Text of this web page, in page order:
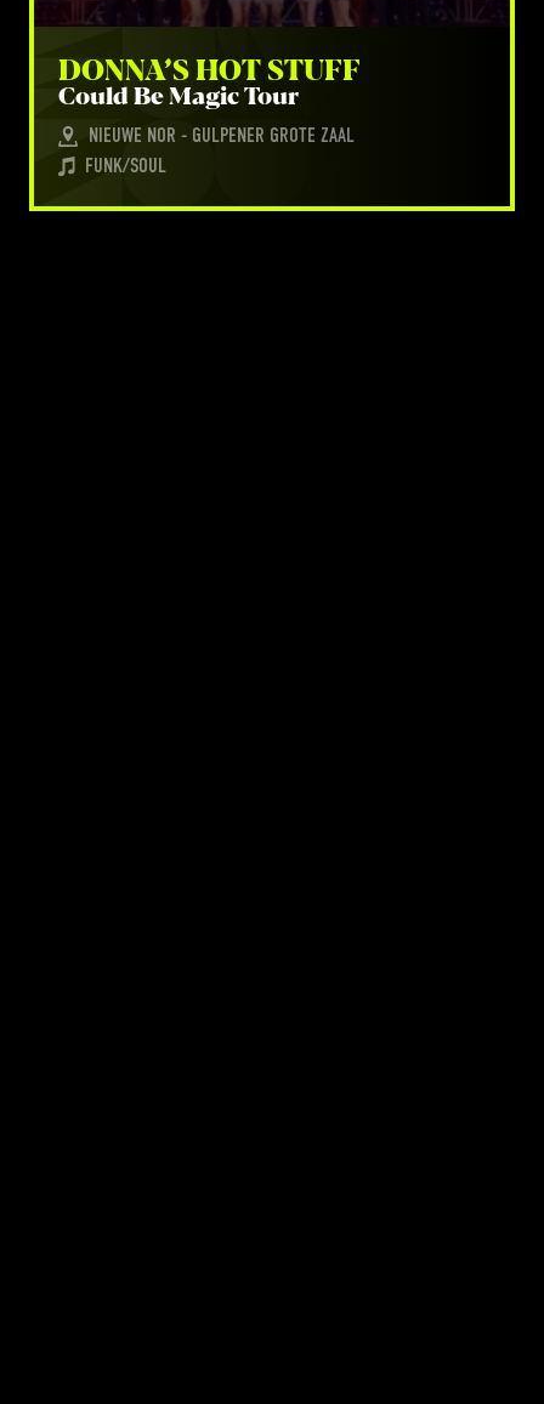
DON­NA’S HOT STUFF
Could Be Magic Tour
NIEUWE NOR - GULPENER GROTE ZAAL
FUNK/SOUL